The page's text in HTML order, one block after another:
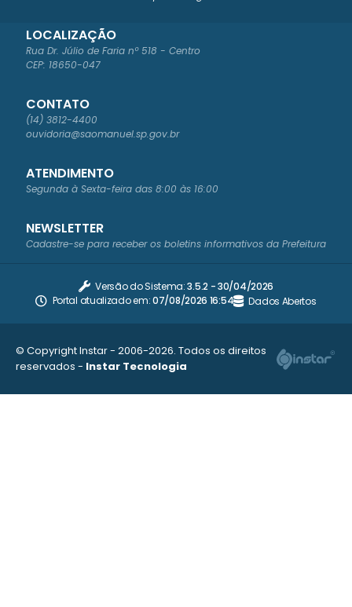
LOCALIZAÇÃO
Rua Dr. Júlio de Faria nº 518 - Centro
CEP: 18650-047
CONTATO
(14) 3812-4400
ouvidoria@saomanuel.sp.gov.br
ATENDIMENTO
Segunda à Sexta-feira das 8:00 às 16:00
NEWSLETTER
Cadastre-se para receber os boletins informativos da Prefeitura
Versão do Sistema:3.5.2 - 30/04/2026
Portal atualizado em:07/08/2026 16:54 Dados Abertos
© Copyright Instar - 2006-2026. Todos os direitos
reservados - Instar Tecnologia